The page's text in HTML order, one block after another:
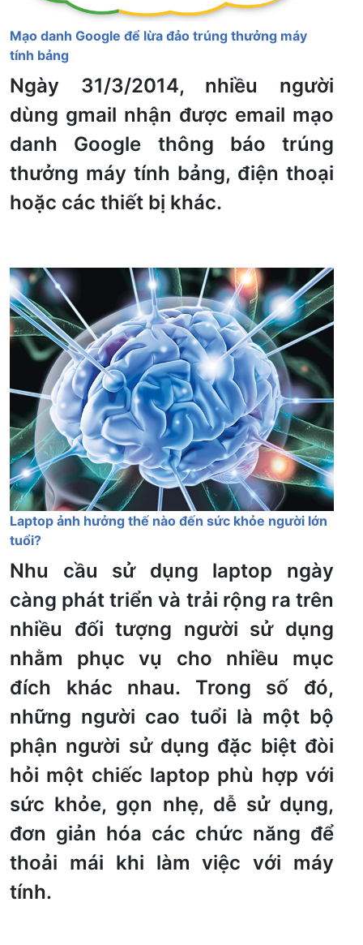
Mạo danh Google để lừa đảo trúng thưởng máy
tính bảng
Ngày 31/3/2014, nhiều người
dùng gmail nhận được email mạo
danh Google thông báo trúng
thưởng máy tính bảng, điện thoại
hoặc các thiết bị khác.
Laptop ảnh hưởng thế nào đến sức khỏe người lớn
tuổi?
Nhu cầu sử dụng laptop ngày
càng phát triển và trải rộng ra trên
nhiều đối tượng người sử dụng
nhằm phục vụ cho nhiều mục
đích khác nhau. Trong số đó,
những người cao tuổi là một bộ
phận người sử dụng đặc biệt đòi
hỏi một chiếc laptop phù hợp với
sức khỏe, gọn nhẹ, dễ sử dụng,
đơn giản hóa các chức năng để
thoải mái khi làm việc với máy
tính.